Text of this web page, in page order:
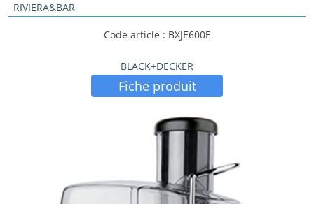
RIVIERA&BAR
Code article : BXJE600E
BLACK+DECKER
Fiche produit